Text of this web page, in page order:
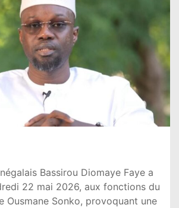
Bassirou Diomaye Faye a
22 mai 2026, aux fonctions du
Ousmane Sonko, provoquant une